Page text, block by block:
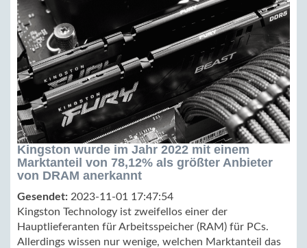
Kingston wurde im Jahr 2022 mit einem
Marktanteil von 78,12% als größter Anbieter
von DRAM anerkannt
Gesendet: 2023-11-01 17:47:54
Kingston Technology ist zweifellos einer der
Hauptlieferanten für Arbeitsspeicher (RAM) für PCs.
Allerdings wissen nur wenige, welchen Marktanteil das